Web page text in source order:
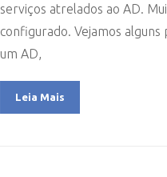
serviços atrelados ao AD.
configurado. Vejamos
um AD,
Leia Mais